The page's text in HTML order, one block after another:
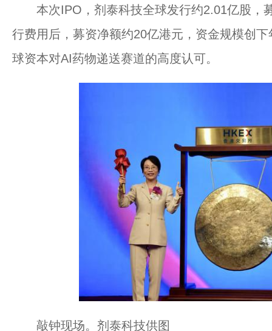
本次IPO，剂泰科技全球发行约2.01亿股，
行费用后，募资净额约20亿港元，资金规模创
球资本对AI药物递送赛道的高度认可。
敲钟现场。剂泰科技供图